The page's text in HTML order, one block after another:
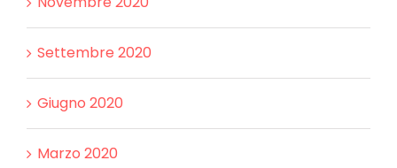
Settembre 2020
Giugno 2020
Marzo 2020